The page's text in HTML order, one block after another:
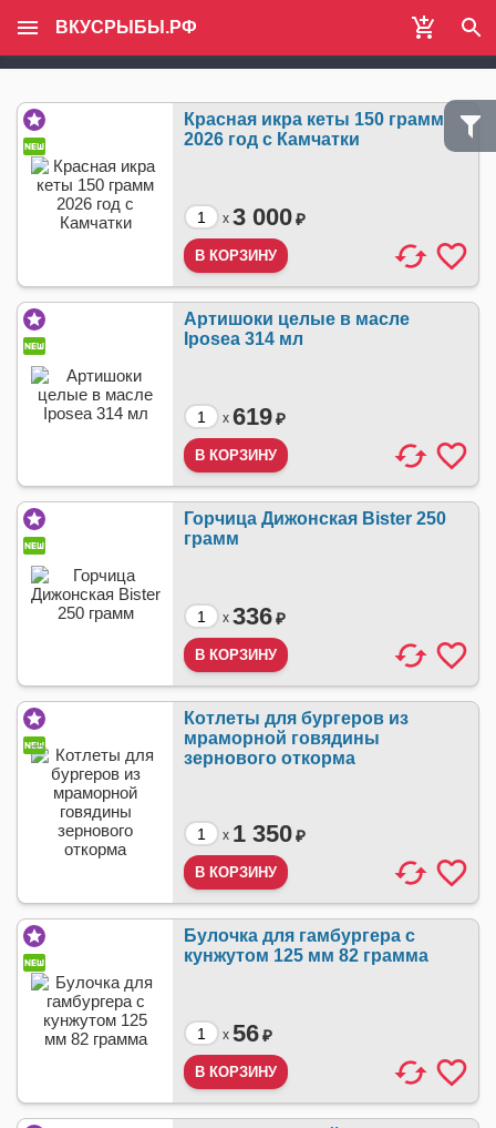
ВКУСРЫБЫ.РФ
Красная икра кеты 150 грамм
2026 год с Камчатки
x 3 000₽
Артишоки целые в масле
Iposea 314 мл
x 619₽
Горчица Дижонская Bister 250
грамм
x 336₽
Котлеты для бургеров из
мраморной говядины
зернового откорма
x 1 350₽
Булочка для гамбургера с
кунжутом 125 мм 82 грамма
x 56₽